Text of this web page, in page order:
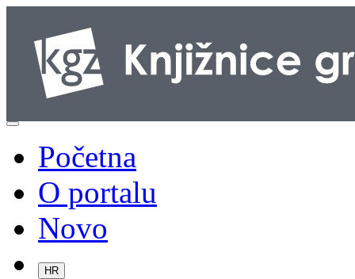
Početna
O portalu
Novo
HR